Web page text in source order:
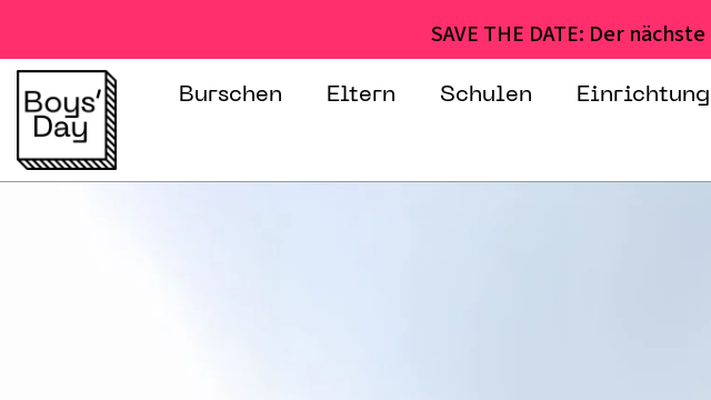
SAVE THE DATE: Der
Burschen Eltern Schulen